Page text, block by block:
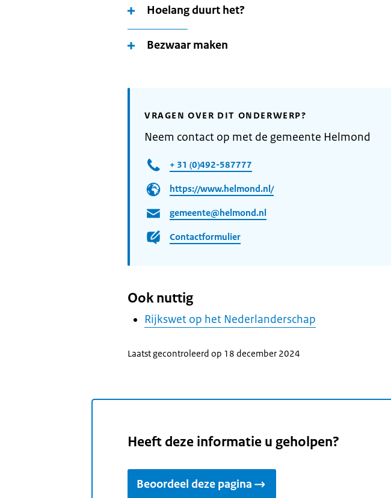
Hoelang duurt het?
Bezwaar maken
VRAGEN OVER DIT ONDERWERP?
Neem contact op met de gemeente Helmond
+ 31 (0)492-587777
https://www.helmond.nl/
gemeente@helmond.nl
Contactformulier
Ook nuttig
Rijkswet op het Nederlanderschap
Laatst gecontroleerd op 18 december 2024
Heeft deze informatie u geholpen?
Beoordeel deze pagina